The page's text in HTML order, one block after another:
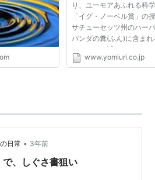
り、ユーモアあふれる科
「イグ・ノーベル賞」の
サチューセッツ州のハー
パンダの糞(ふん)に含ま
ミを９０％減らせること
北里大名誉教授（７２）
www.yomiuri.co.jp
日常 • 3年前
で、しぐさ書狙い